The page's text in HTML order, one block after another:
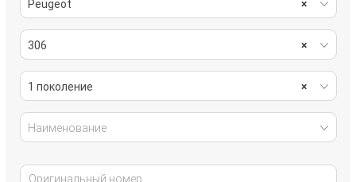
×
Peugeot
×
306
×
1 поколение
Наименование